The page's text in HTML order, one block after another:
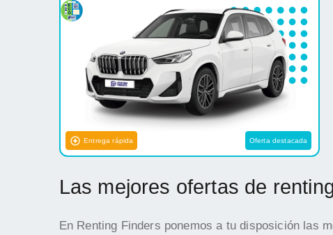
Entrega rápida Oferta destacada
Las mejores ofertas de
En Renting Finders ponemos a tu disposición las